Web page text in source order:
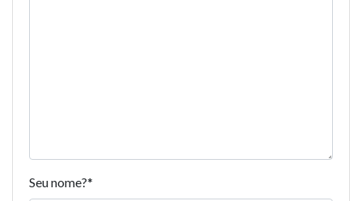
Seu nome?*